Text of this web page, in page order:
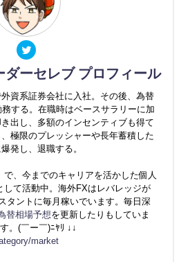
ダーセレブ プロフィール
資系証券会社に入社。その後、為替
務する。在職時はベースサラリーに加
出し、多額のインセンティブも得て
極限のプレッシャーや長年蓄積した
発し、退職する。
、今までのキャリアを活かした個人
して活動中。海外FXはレバレッジが
タントに毎月稼いでいます。毎日深
替相場予想を更新したりもしていま
。(￣ー￣)ﾆﾔﾘ ↓↓
market